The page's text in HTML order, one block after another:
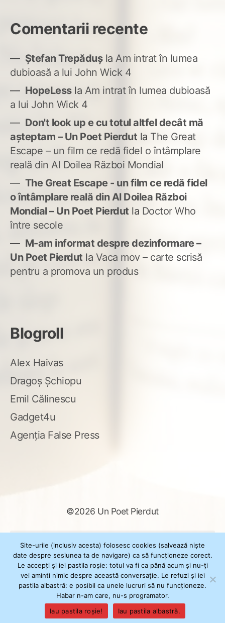
Comentarii recente
Ștefan Trepădușla Am intrat în lumea
dubioasă a lui John Wick 4
HopeLessla Am intrat în lumea dubioasă
a lui John Wick 4
Don't look up e cu totul altfel decât mă
așteptam – Un Poet Pierdut la The Great
Escape – un film ce redă fidel o întâmplare
reală din Al Doilea Război Mondial
The Great Escape - un film ce redă fidel
o întâmplare reală din Al Doilea Război
Mondial – Un Poet Pierdut la Doctor Who
între secole
M-am informat despre dezinformare –
Un Poet Pierdut la Vaca mov – carte scrisă
pentru a promova un produs
Blogroll
Alex Haivas
Dragoș Șchiopu
Emil Călinescu
Gadget4u
Agenția False Press
©2026 Un Poet Pierdut
după:
Powered byWordPress
ThemeXSimply by Il Jester
Site-urile (inclusiv acesta) folosesc cookies (salvează niște
date despre sesiunea ta de navigare) ca să funcționeze corect.
Le accepți și iei pastila roșie: totul va fi ca până acum și nu-ți
vei aminti nimic despre această conversație. Le refuzi și iei
pastila albastră: e posibil ca unele lucruri să nu funcționeze.
Habar n-am care, nu-s programator.
Iau pastila roșie!
Iau pastila albastră.